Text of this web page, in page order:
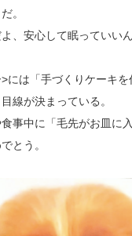
。
、安心して眠っていい
は「手づくりケーキ
線が決まっている。
事中に「毛先がお皿に
とう。